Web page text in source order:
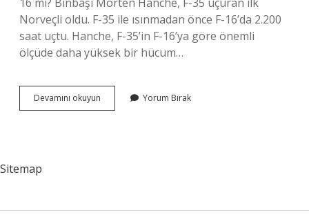
Norveçli oldu. F-35 ile ısınmadan önce F-16’da 2.200
saat uçtu. Hanche, F-35’in F-16’ya göre önemli
ölçüde daha yüksek bir hücum…
Devamını okuyun
16
Yorum Bırak
Sitemap